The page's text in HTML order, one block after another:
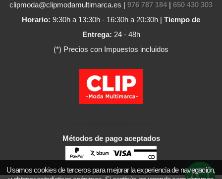
clipmoda@clipmodamultimarca.es | 976 787 184| 650 430 303
Horario: 9:30h a 13:30h - 16:30h a 20:30h | Tiempo de
Entrega: 24 - 48h
(*) Precios con Impuestos incluidos
Métodos de pago aceptados
Usamos cookies de terceros para mejorar la experiencia de navegación,